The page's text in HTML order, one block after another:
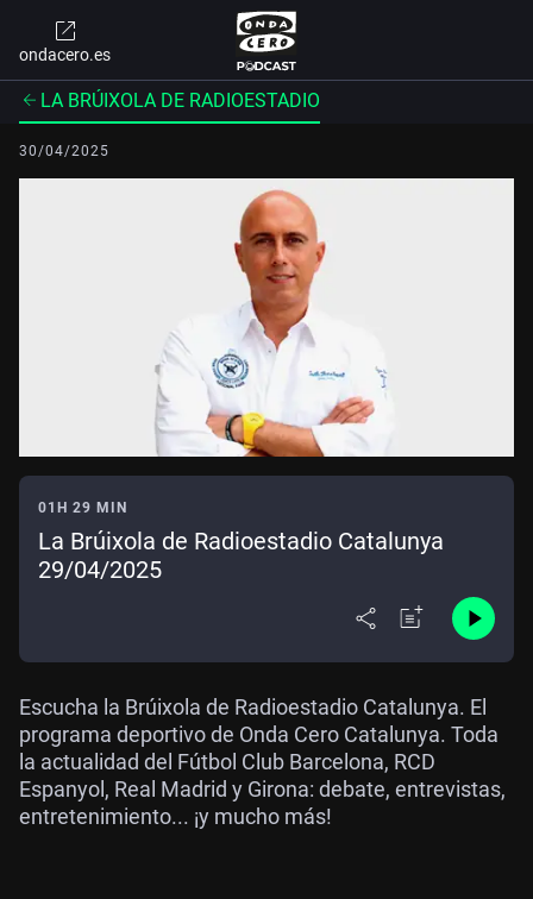
ondacero.es
LA BRÚIXOLA DE RADIOESTADIO
30/04/2025
01H 29 MIN
La Brúixola de Radioestadio Catalunya
29/04/2025
Escucha la Brúixola de Radioestadio Catalunya. El
programa deportivo de Onda Cero Catalunya. Toda
la actualidad del Fútbol Club Barcelona, RCD
Espanyol, Real Madrid y Girona: debate, entrevistas,
entretenimiento... ¡y mucho más!